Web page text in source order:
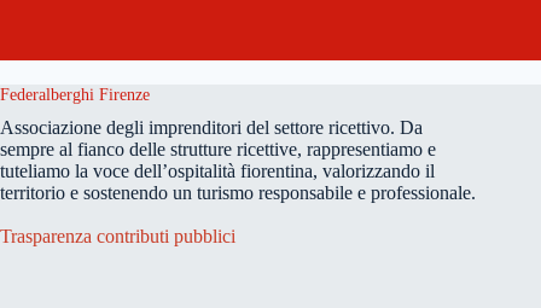
Federalberghi Firenze
Associazione degli imprenditori del settore ricettivo. Da
sempre al fianco delle strutture ricettive, rappresentiamo e
tuteliamo la voce dell’ospitalità fiorentina, valorizzando il
territorio e sostenendo un turismo responsabile e professionale.
Trasparenza contributi pubblici